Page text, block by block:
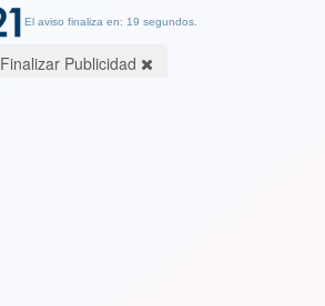
El aviso finaliza en: 19 segundos.
Finalizar Publicidad